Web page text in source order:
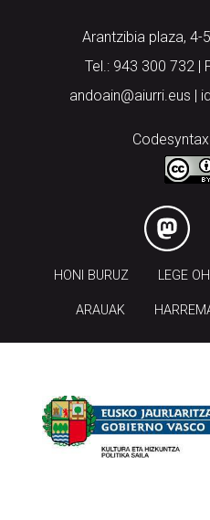
Arantzibia plaza, 4-
Tel.: 943 300 732 |
andoain@aiurri.eus |
HONI BURUZ LEGE
ARAUAK